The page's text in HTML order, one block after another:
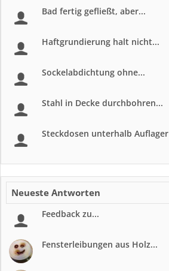
Bad fertig gefließt, aber...
Haftgrundierung halt nicht...
Sockelabdichtung ohne...
Stahl in Decke durchbohren...
Steckdosen unterhalb Auflager
Neueste Antworten
Feedback zu...
Fensterleibungen aus Holz...